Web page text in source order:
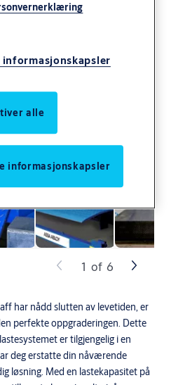
har nådd slutten av levetiden, er
perfekte oppgraderingen. Dette
er tilgjengelig i en
deg erstatte din nåværende
løsning. Med en lastekapasitet på
1 of 6
alle
informasjonskapsler